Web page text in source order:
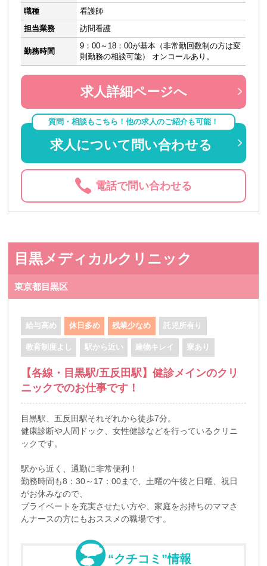
職種
看護師
担当業務
訪問看護
勤務時間
9：00～18：00が基本（非常勤回数制の方は変
則勤務の相談可能） オンコールあり。
求人詳細ページへ
質問・相談もこちら！他の求人のご紹介も可能！
求人について問い合わせる
電話で問い合わせる
目黒メディカルクリニック
東京都目黒区
給与高め 休日多め 残業少なめ 託児所有り
教育制度よし 駅から近い 建物キレイ 寮あり
【各線・目黒駅/五反田駅】健診メインのクリ
ニックでのお仕事です！
目黒駅、五反田駅それぞれから徒歩7分。
健康診断や人間ドック、女性健診などを行っているクリニ
ックです。
駅から近く、通勤に非常便利！
勤務時間も8：30～17：00まで、土曜の午後と日曜、祝日
がお休みなので、
プライベートを充実させたい方や、家庭をお持ちのママさ
んナースの方にもおススメの職場です。
“クチコミ”情報